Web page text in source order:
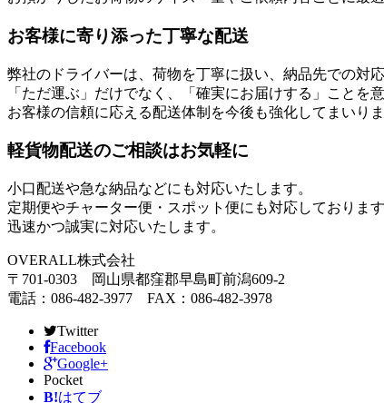
お客様に寄り添った丁寧な配送
弊社のドライバーは、荷物を丁寧に扱い、納品先での対
「ただ運ぶ」だけでなく、「確実にお届けする」ことを
お客様の信頼に応える配送体制を今後も強化してまいり
軽貨物配送のご相談はお気軽に
小口配送や急な納品などにも対応いたします。
定期便やチャーター便・スポット便にも対応しておりま
迅速かつ誠実に対応いたします。
OVERALL株式会社
〒701-0303 岡山県都窪郡早島町前潟609-2
電話：086-482-3977 FAX：086-482-3978
Twitter
Facebook
Google+
Pocket
B!はてブ